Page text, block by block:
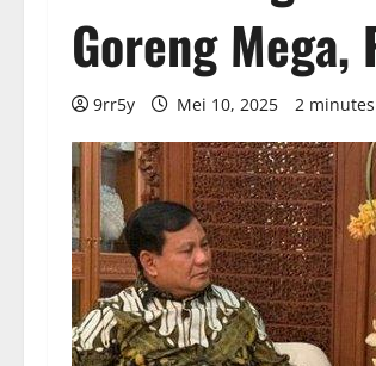
Goreng
9rr5y Mei 10, 2025 2